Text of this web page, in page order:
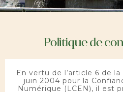
Politique de
En vertu de l’article 6 de la
juin 2004 pour la
Numérique (LCEN), il est